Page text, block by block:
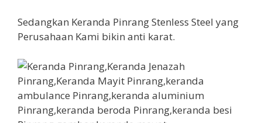
Sedangkan Keranda Pinrang Stenless Steel yang
Perusahaan Kami bikin anti karat.